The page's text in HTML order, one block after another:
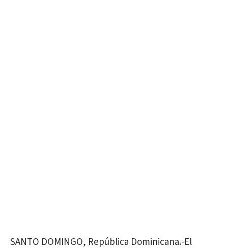
SANTO DOMINGO, República Dominicana.-El